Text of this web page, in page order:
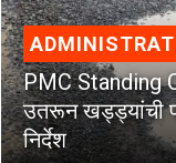
PMC Standing
उतरून खड्ड्यांची
निर्देश